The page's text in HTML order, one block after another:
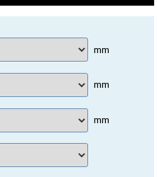
mm
mm
mm